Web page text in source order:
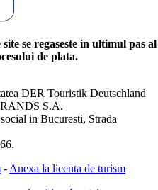
se regaseste in ultimul pas al
de plata.
DER Touristik Deutschland
S.A.
in Bucuresti, Strada
- Anexa la licenta de turism